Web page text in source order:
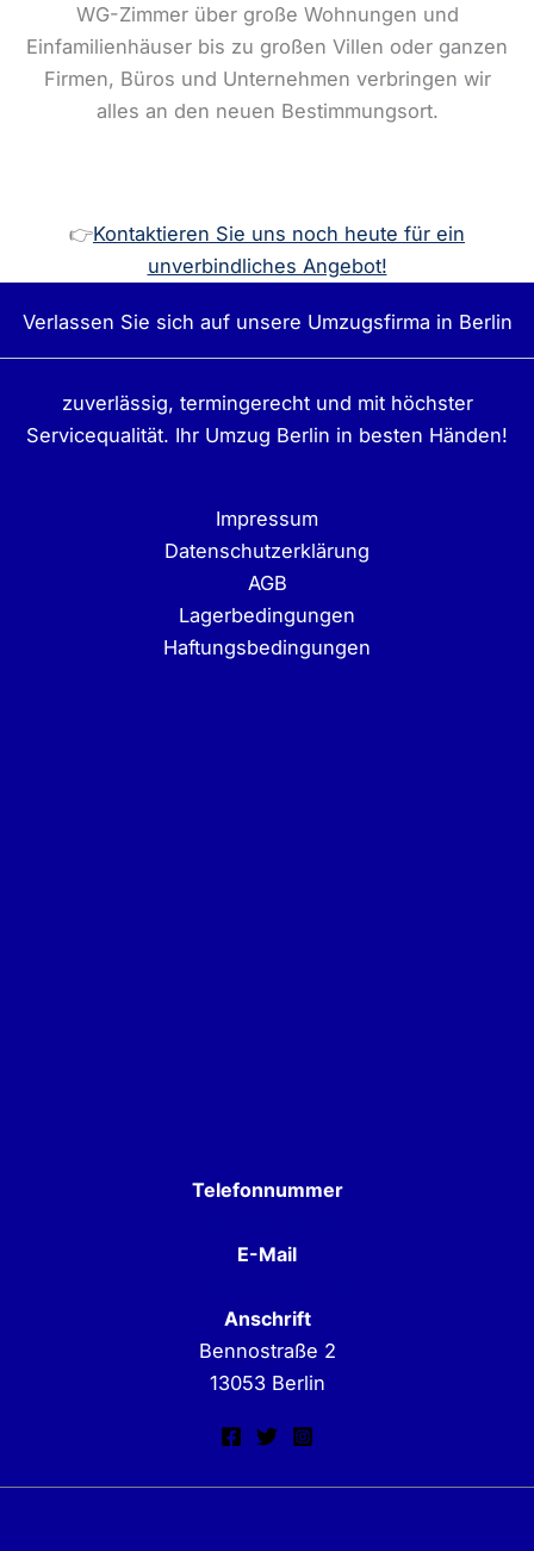
WG-Zimmer über große Wohnungen und
Einfamilienhäuser bis zu großen Villen oder ganzen
Firmen, Büros und Unternehmen verbringen wir
alles an den neuen Bestimmungsort.
👉Kontaktieren Sie uns noch heute für ein
unverbindliches Angebot!
Verlassen Sie sich auf unsere Umzugsfirma in Berlin
zuverlässig, termingerecht und mit höchster
Servicequalität. Ihr Umzug Berlin in besten Händen!
Impressum
Datenschutzerklärung
AGB
Lagerbedingungen
Haftungsbedingungen
Telefonnummer
E-Mail
Anschrift
Bennostraße 2
13053 Berlin